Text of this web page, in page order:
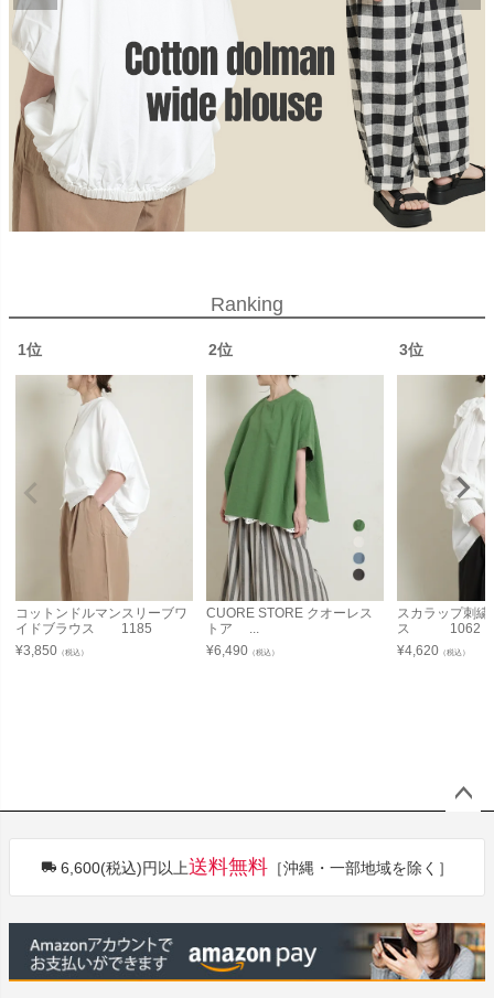
Ranking
1位
コットンドルマンスリーブワ
イドブラウス 1185
¥3,850 （税込）
2位
CUORE STORE クオーレス
トア ...
¥6,490 （税込）
3位
スカラップ刺
ス 1062
¥4,620 （税込）
へ
6,600(税込)円以上送料無料 ［沖縄・一部地域を除く］